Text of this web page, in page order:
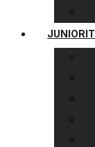
JUNIORIT